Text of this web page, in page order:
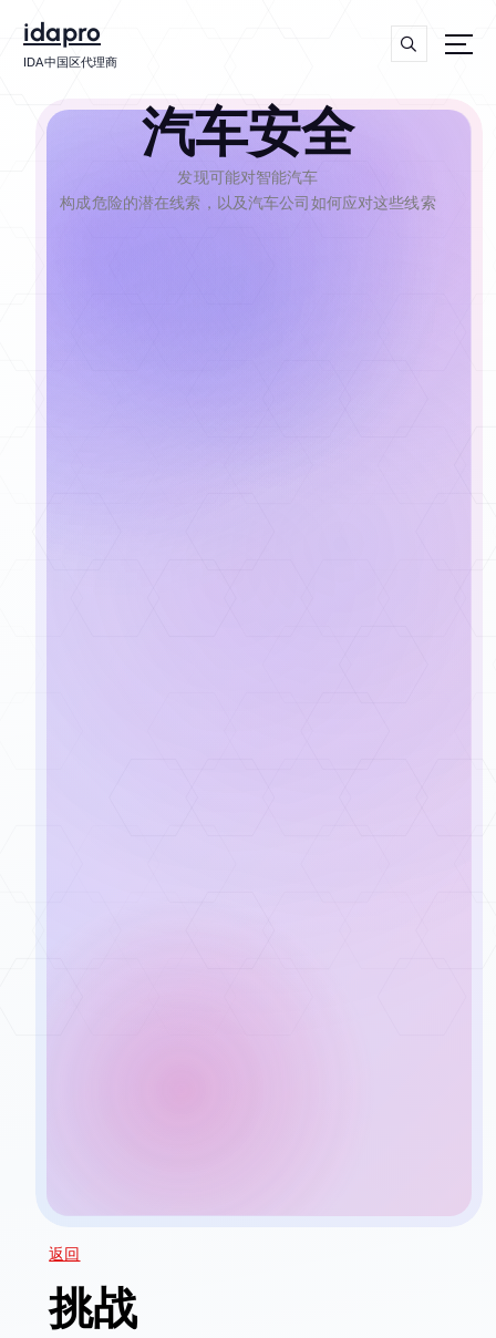
idapro
IDA中国区代理商
学习源码
thinkcell 学途资源
汽车安全
发现可能对智能汽车
构成危险的潜在线索，以及汽车公司如何应对这些线索
返回
挑战